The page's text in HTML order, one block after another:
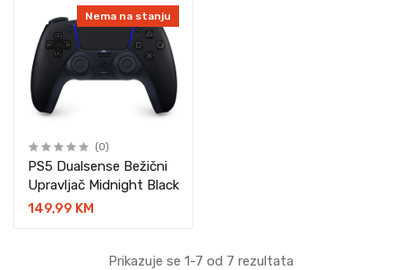
Nema na stanju
(0)
PS5 Dualsense Bežični
Upravljač Midnight Black
149,99 KM
Prikazuje se 1-7 od 7 rezultata